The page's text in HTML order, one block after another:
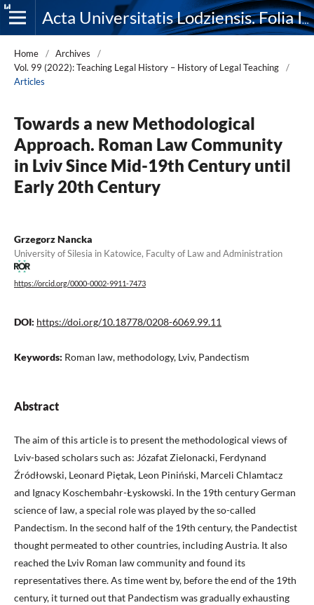
Acta Universitatis Lodziensis. Folia Iuridica
Home / Archives
/
Vol. 99 (2022): Teaching Legal History – History of Legal Teaching
/
Articles
Towards a new Methodological
Approach. Roman Law Community
in Lviv Since Mid-19th Century until
Early 20th Century
Grzegorz Nancka
University of Silesia in Katowice, Faculty of Law and Administration
https://orcid.org/0000-0002-9911-7473
DOI: https://doi.org/10.18778/0208-6069.99.11
Keywords: Roman law, methodology, Lviv, Pandectism
Abstract
The aim of this article is to present the methodological views of
Lviv-based scholars such as: Józafat Zielonacki, Ferdynand
Źródłowski, Leonard Piętak, Leon Piniński, Marceli Chlamtacz
and Ignacy Koschembahr-Łyskowski. In the 19th century German
science of law, a special role was played by the so-called
Pandectism. In the second half of the 19th century, the Pandectist
thought permeated to other countries, including Austria. It also
reached the Lviv Roman law community and found its
representatives there. As time went by, before the end of the 19th
century, it turned out that Pandectism was gradually exhausting